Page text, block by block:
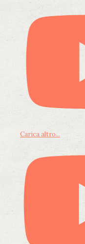
Carica altro...